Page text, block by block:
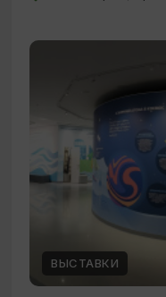
ВЫСТАВКИ